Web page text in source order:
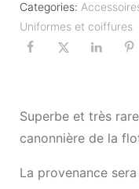
Categories:
Uniformes et coiffures
Superbe et très
canonnière de la
La provenance